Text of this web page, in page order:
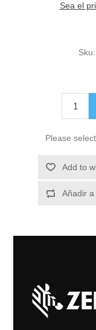
Sea el
Sku:
Please
Add to
Añadir